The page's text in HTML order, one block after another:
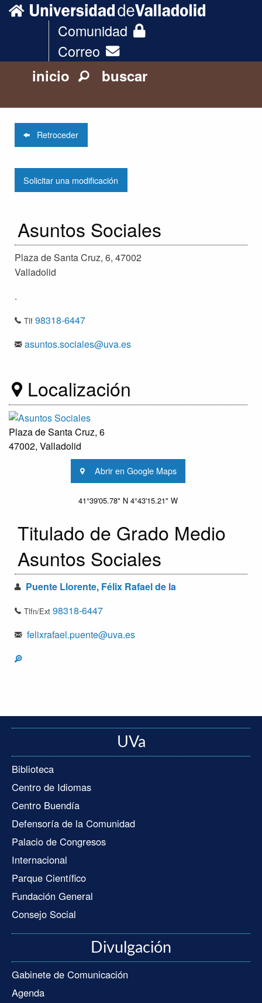
Comunidad
Correo
inicio
buscar
Retroceder
Solicitar una modificación
Asuntos Sociales
Plaza de Santa Cruz, 6, 47002
Valladolid
.
Tlf 98318-6447
asuntos.sociales@uva.es
Localización
Plaza de Santa Cruz, 6
47002, Valladolid
Abrir en Google Maps
41°39'05.78" N 4°43'15.21" W
Titulado de Grado Medio
Asuntos Sociales
Puente Llorente, Félix Rafael de la
Tlfn/Ext 98318-6447
felixrafael.puente@uva.es
UVa
Biblioteca
Centro de Idiomas
Centro Buendía
Defensoría de la Comunidad
Palacio de Congresos
Internacional
Parque Científico
Fundación General
Consejo Social
Divulgación
Gabinete de Comunicación
Agenda